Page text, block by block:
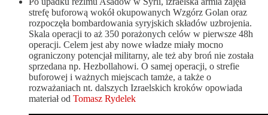
strefę buforową wokół okupowanych Wzgórz Golan oraz
rozpoczęła bombardowania syryjskich składów uzbrojenia.
Skala operacji to aż 350 porażonych celów w pierwsze 48h
operacji. Celem jest aby nowe władze miały mocno
ograniczony potencjał militarny, ale też aby broń nie została
sprzedana np. Hezbollahowi. O samej operacji, o strefie
buforowej i ważnych miejscach tamże, a także o
rozważaniach nt. dalszych Izraelskich kroków opowiada
materiał od Tomasz Rydelek